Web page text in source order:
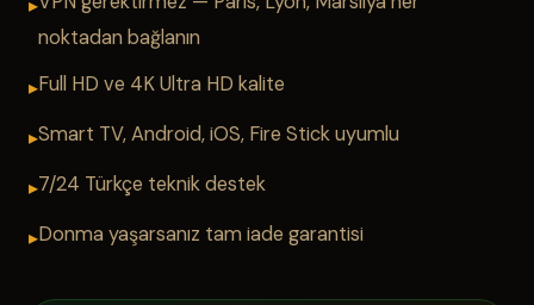
noktadan bağlanın
Full HD ve 4K Ultra HD kalite
Smart TV, Android, iOS, Fire Stick uyumlu
7/24 Türkçe teknik destek
Donma yaşarsanız tam iade garantisi